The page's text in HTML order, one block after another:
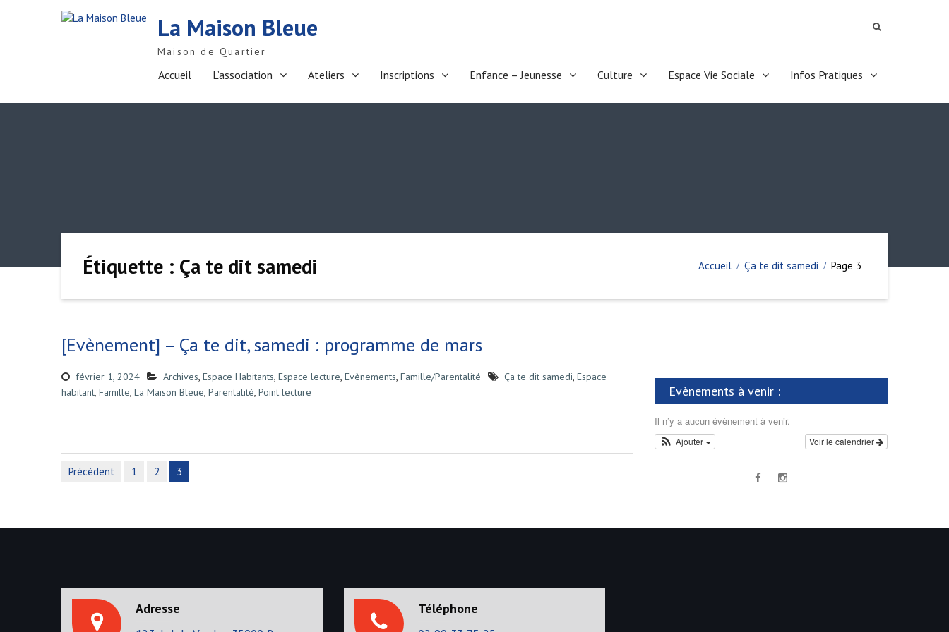
c
La Maison Bleue
Maison de Quartier
Accueil L’association Ateliers Inscriptions Enfance – Jeunesse Culture Espace Vie Sociale Infos Pratiques
Étiquette : Ça te dit samedi Accueil Ça te dit samedi Page 3
[Evènement] – Ça te dit, samedi : programme de mars
février 1, 2024 Archives, Espace Habitants, Espace lecture, Evènements, Famille/Parentalité Ça te dit samedi, Espace
habitant, Famille, La Maison Bleue, Parentalité, Point lecture
N
v
g
Précédent 1 2 3
Evènements à venir :
Il n’y a aucun évènement à venir.
Voir le calendrier
Ajouter
Adresse Téléphone